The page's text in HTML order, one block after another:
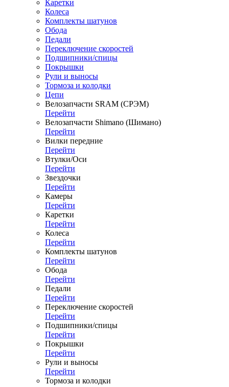
Каретки
Колеса
Комплекты шатунов
Обода
Педали
Переключение скоростей
Подшипники/спицы
Покрышки
Рули и выносы
Тормоза и колодки
Цепи
Велозапчасти SRAM (СРЭМ)
Перейти
Велозапчасти Shimano (Шимано)
Перейти
Вилки передние
Перейти
Втулки/Оси
Перейти
Звездочки
Перейти
Камеры
Перейти
Каретки
Перейти
Колеса
Перейти
Комплекты шатунов
Перейти
Обода
Перейти
Педали
Перейти
Переключение скоростей
Перейти
Подшипники/спицы
Перейти
Покрышки
Перейти
Рули и выносы
Перейти
Тормоза и колодки